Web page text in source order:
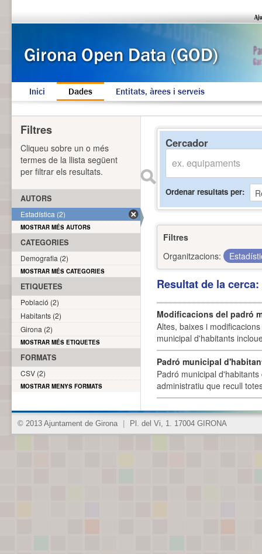
Inici Dades Entitats, àrees i serveis
Cercador
Ordenar resultats per
Filtres
Organitzacions:
Resultat de la
Modificacions del padró
Altes, baixes i
municipal d'habitants
Padró municipal
Padró municipal
administratiu que recull
Filtres
Cliqueu sobre un o més
termes de la llista següent
per filtrar els resultats.
AUTORS
Estadística (2)
MOSTRAR MÉS AUTORS
CATEGORIES
Demografia (2)
MOSTRAR MÉS CATEGORIES
ETIQUETES
Població (2)
Habitants (2)
Girona (2)
MOSTRAR MÉS ETIQUETES
FORMATS
CSV (2)
MOSTRAR MENYS FORMATS
© 2013 Ajuntament de Girona Pl. del Vi, 1. 17004 GIRONA